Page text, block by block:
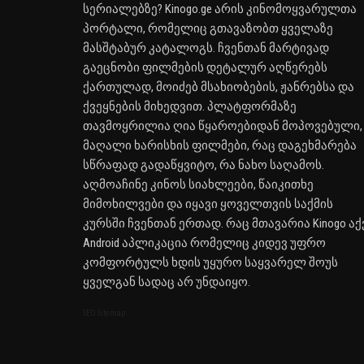
სერიალებზე? Kinogo.ge არის კინომოყვარულთა
პორტალი, რომელიც გთავაზობთ ყველაზე
მასშტაბურ კატალოგს. ჩვენთან მარტივად
გაეცნობი ფილმების დეტალურ აღწერებს
ქართულად, მოიძებ მსახიობების, ჟანრებსა და
ქვეყნების მიხედვით. პლატფორმაზე
თავმოყრილია ღია წყაროებიდან მოპოვებული,
მაღალი ხარისხის ფილმები, რაც დაგეხმარება
სწრაფად გადაწყვიტო, რა ნახო საღამოს.
აღმოაჩინე კინოს სიახლეები, წაიკითხე
მიმოხილვები და იყავი ყოველთვის საქმის
კურსში ჩვენთან ერთად. რაც მთავარია Kinogo
Android აპლიკაცია რომელიც კიდევ უფრო
კომფორტულს ხდის უყურო საყვარელ შოუს
ყველგან სადაც არ უნდაიყო.